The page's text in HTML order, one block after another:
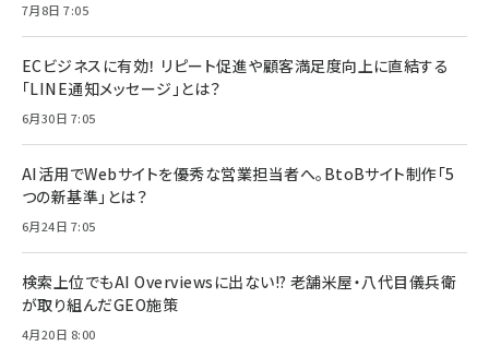
7月8日 7:05
ECビジネスに有効！ リピート促進や顧客満足度向上に直結する
「LINE通知メッセージ」とは？
6月30日 7:05
AI活用でWebサイトを優秀な営業担当者へ。BtoBサイト制作「5
つの新基準」とは？
6月24日 7:05
検索上位でもAI Overviewsに出ない!? 老舗米屋・八代目儀兵衛
が取り組んだGEO施策
4月20日 8:00